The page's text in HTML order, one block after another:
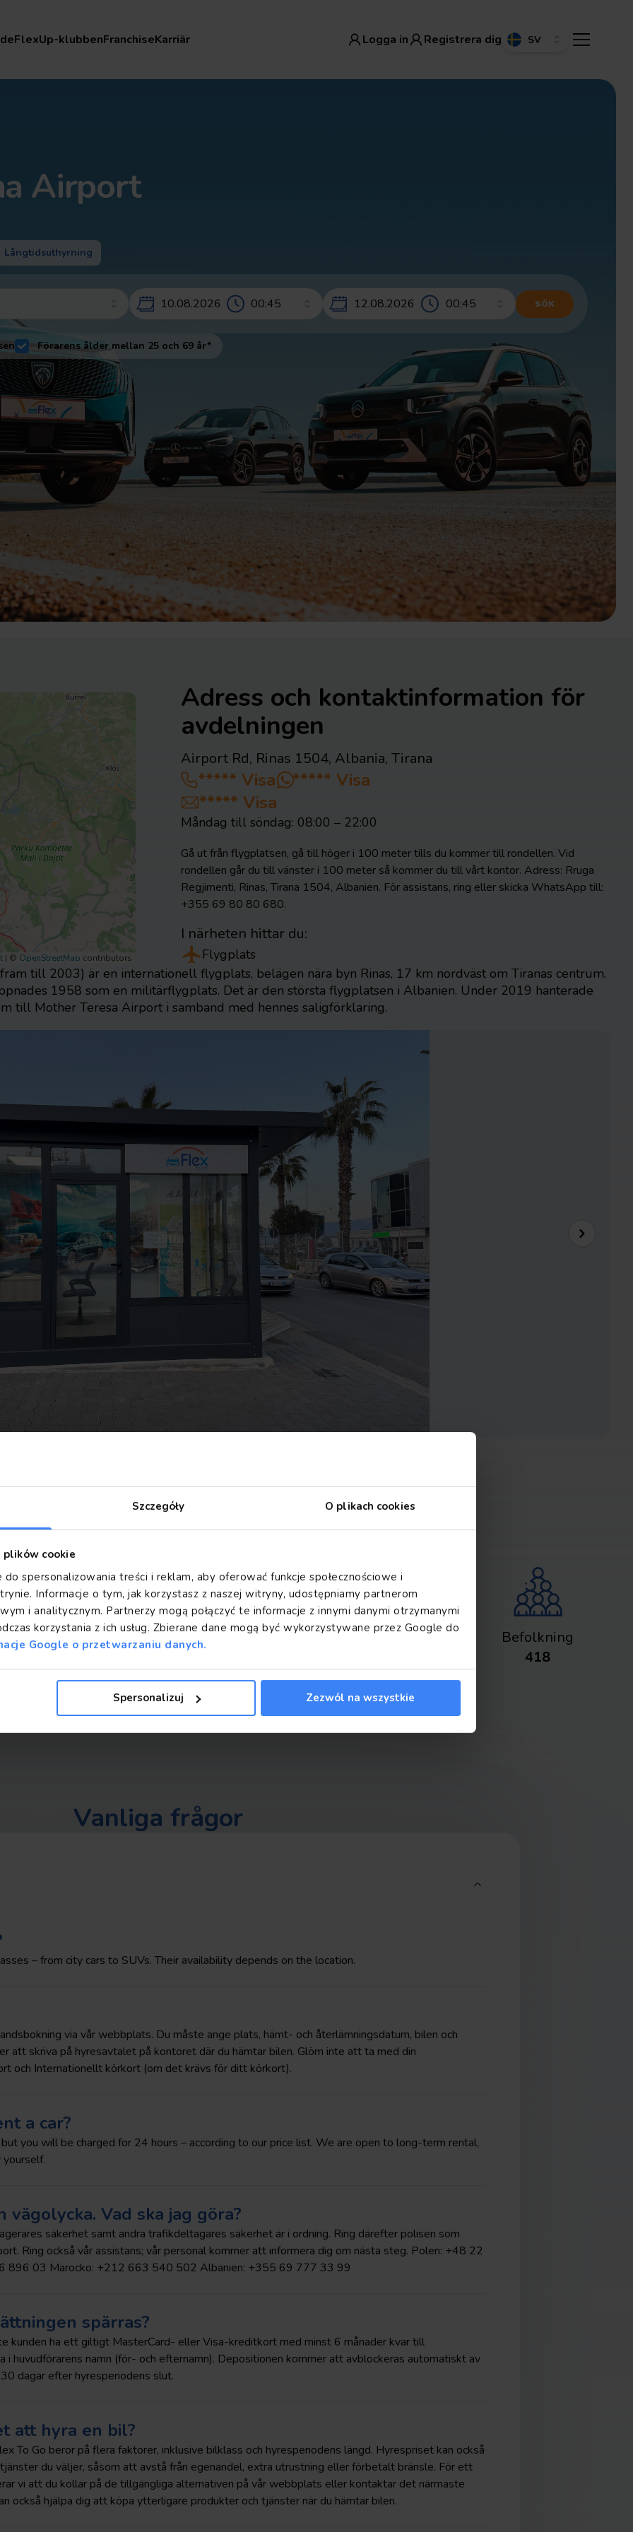
Szczegóły O plikach cookies
cookie
spersonalizowania treści i reklam, aby oferować funkcje społecznościowe i
Informacje o tym, jak korzystasz z naszej witryny, udostępniamy partnerom
i analitycznym. Partnerzy mogą połączyć te informacje z innymi danymi otrzymanymi
korzystania z ich usług. Zbierane dane mogą być wykorzystywane przez Google do
Google o przetwarzaniu danych.
Spersonalizuj Zezwól na wszystkie
FlexUp-klubbenFranchiseKarriär Logga in Registrera dig
Airport
Långtidsuthyrning
10.08.2026 – 12.08.2026 12.08.2026 SÖK
Förarens ålder mellan 25 och 69 år*
| © OpenStreetMap contributors
Adress och kontaktinformation för
avdelningen
Airport Rd, Rinas 1504, Albania, Tirana
***** Visa ***** Visa
***** Visa
Måndag till söndag: 08:00 – 22:00
Gå ut från flygplatsen, gå till höger i 100 meter tills du kommer till rondellen. Vid
rondellen går du till vänster i 100 meter så kommer du till vårt kontor. Adress: Rruga
Regjimenti, Rinas, Tirana 1504, Albanien. För assistans, ring eller skicka WhatsApp till:
+355 69 80 80 680.
I närheten hittar du:
Flygplats
till 2003) är en internationell flygplats, belägen nära byn Rinas, 17 km nordväst om Tiranas centrum.
1958 som en militärflygplats. Det är den största flygplatsen i Albanien. Under 2019 hanterade
till Mother Teresa Airport i samband med hennes saligförklaring.
on 3 rivers: Lanë,
and cultural centre of
of which is the
the Opera and
west is Tirana's
in the city.
Skapandedatum
Yta
Befolkning
418
Vanliga frågor
– from city cars to SUVs. Their availability depends on the location.
via vår webbplats. Du måste ange plats, hämt- och återlämningsdatum, bilen och
att skriva på hyresavtalet på kontoret där du hämtar bilen. Glöm inte att ta med din
och Internationellt körkort (om det krävs för ditt körkort).
a car?
but you will be charged for 24 hours – according to our price list. We are open to long-term rental,
vägolycka. Vad ska jag göra?
säkerhet samt andra trafikdeltagares säkerhet är i ordning. Ring därefter polisen som
Ring också vår assistans; vår personal kommer att informera dig om nästa steg. Polen: +48 22
896 03 Marocko: +212 663 540 502 Albanien: +355 69 777 33 99
spärras?
kunden ha ett giltigt MasterCard- eller Visa-kreditkort med minst 6 månader kvar till
huvudförarens namn (för- och efternamn). Depositionen kommer att avblockeras automatiskt av
dagar efter hyresperiodens slut.
att hyra en bil?
To Go beror på flera faktorer, inklusive bilklass och hyresperiodens längd. Hyrespriset kan också
du väljer, såsom att avstå från egenandel, extra utrustning eller förbetalt bränsle. För ett
vi att du kollar på de tillgängliga alternativen på vår webbplats eller kontaktar det närmaste
också hjälpa dig att köpa ytterligare produkter och tjänster när du hämtar bilen.